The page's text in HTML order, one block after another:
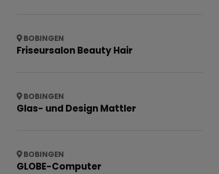
BOBINGEN
Friseursalon Beauty Hair
BOBINGEN
Glas- und Design Mattler
BOBINGEN
GLOBE-Computer